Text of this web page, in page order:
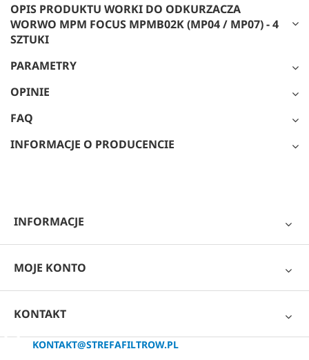
OPIS PRODUKTU WORKI DO ODKURZACZA
WORWO MPM FOCUS MPMB02K (MP04 / MP07) - 4
SZTUKI
PARAMETRY
OPINIE
FAQ
INFORMACJE O PRODUCENCIE
INFORMACJE
MOJE KONTO
KONTAKT
KONTAKT@STREFAFILTROW.PL